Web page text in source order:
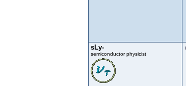
sLy-
semiconductor physicist